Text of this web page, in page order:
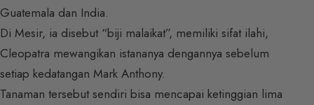
Guatemala dan India.
Di Mesir, ia disebut “biji malaikat”, memiliki sifat ilahi,
Cleopatra mewangikan istananya dengannya sebelum
setiap kedatangan Mark Anthony.
Tanaman tersebut sendiri bisa mencapai ketinggian lima